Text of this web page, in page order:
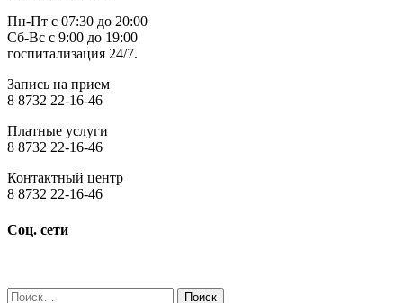
Пн-Пт с 07:30 до 20:00
Сб-Вс с 9:00 до 19:00
госпитализация 24/7.
Запись на прием
8 8732 22-16-46
Платные услуги
8 8732 22-16-46
Контактный центр
8 8732 22-16-46
Соц. сети
Найти: